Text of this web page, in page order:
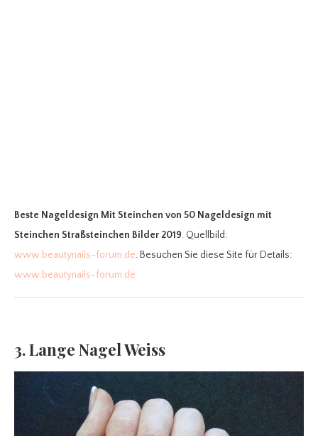
Beste Nageldesign Mit Steinchen von 50 Nageldesign mit
Steinchen Straßsteinchen Bilder 2019. Quellbild:
www.beautynails-forum.de. Besuchen Sie diese Site für Details:
www.beautynails-forum.de
3. Lange Nagel Weiss